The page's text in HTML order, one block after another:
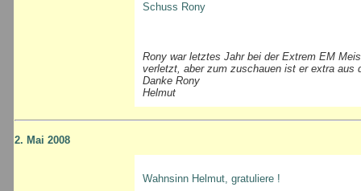
Schuss Rony
Rony war letztes Jahr bei der Extrem EM
verletzt, aber zum zuschauen ist er extra aus
Danke Rony
Helmut
2. Mai 2008
Wahnsinn Helmut, gratuliere !